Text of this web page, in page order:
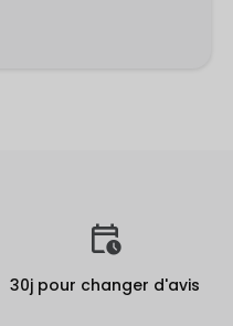
30j pour changer d'avis